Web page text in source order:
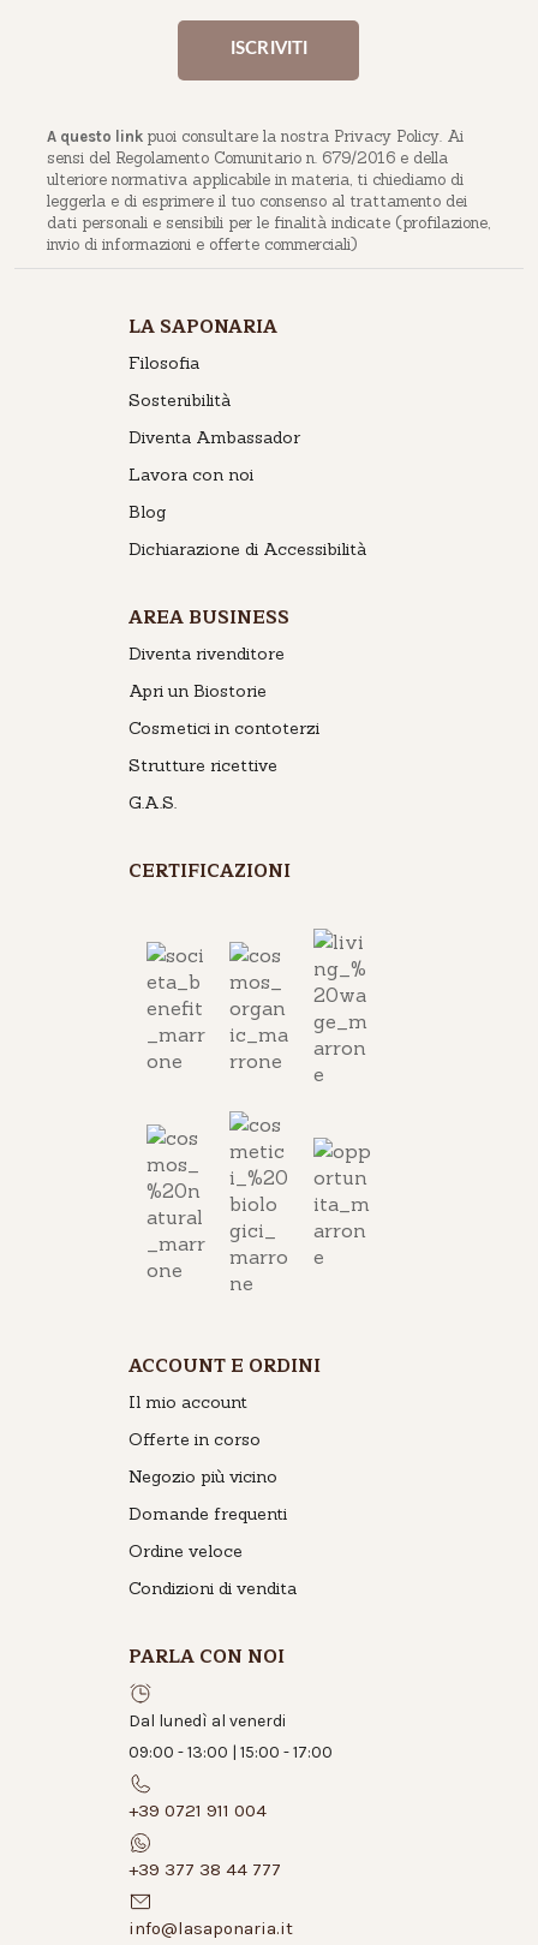
A questo link puoi consultare la nostra Privacy Policy. Ai
sensi del Regolamento Comunitario n. 679/2016 e della
ulteriore normativa applicabile in materia, ti chiediamo di
leggerla e di esprimere il tuo consenso al trattamento dei
dati personali e sensibili per le finalità indicate (profilazione,
invio di informazioni e offerte commerciali)
LA SAPONARIA
Filosofia
Sostenibilità
Diventa Ambassador
Lavora con noi
Blog
Dichiarazione di Accessibilità
AREA BUSINESS
Diventa rivenditore
Apri un Biostorie
Cosmetici in contoterzi
Strutture ricettive
G.A.S.
CERTIFICAZIONI
ACCOUNT E ORDINI
Il mio account
Offerte in corso
Negozio più vicino
Domande frequenti
Ordine veloce
Condizioni di vendita
PARLA CON NOI
Dal lunedì al venerdi
09:00 - 13:00 | 15:00 - 17:00
+39 0721 911 004
+39 377 38 44 777
info@lasaponaria.it